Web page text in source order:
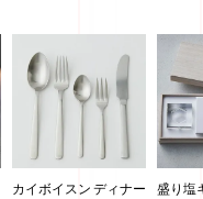
カイボイスン ディナー
盛り塩